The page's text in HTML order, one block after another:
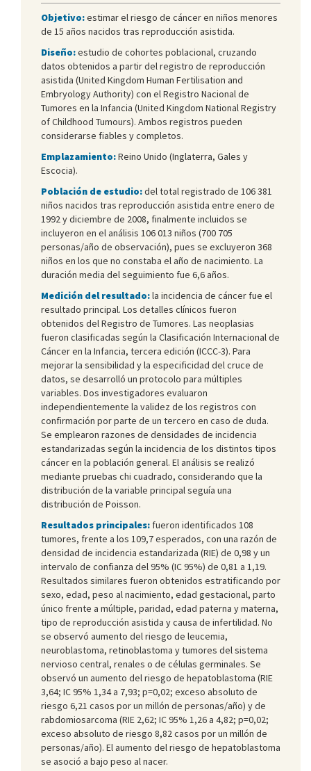
Objetivo:estimar el riesgo de cáncer en niños menores
de 15 años nacidos tras reproducción asistida.
Diseño:estudio de cohortes poblacional, cruzando
datos obtenidos a partir del registro de reproducción
asistida (United Kingdom Human Fertilisation and
Embryology Authority) con el Registro Nacional de
Tumores en la Infancia (United Kingdom National Registry
of Childhood Tumours). Ambos registros pueden
considerarse fiables y completos.
Emplazamiento:Reino Unido (Inglaterra, Gales y
Escocia).
Población de estudio:del total registrado de 106 381
niños nacidos tras reproducción asistida entre enero de
1992 y diciembre de 2008, finalmente incluidos se
incluyeron en el análisis 106 013 niños (700 705
personas/año de observación), pues se excluyeron 368
niños en los que no constaba el año de nacimiento. La
duración media del seguimiento fue 6,6 años.
Medición del resultado:la incidencia de cáncer fue el
resultado principal. Los detalles clínicos fueron
obtenidos del Registro de Tumores. Las neoplasias
fueron clasificadas según la Clasificación Internacional de
Cáncer en la Infancia, tercera edición (ICCC-3). Para
mejorar la sensibilidad y la especificidad del cruce de
datos, se desarrolló un protocolo para múltiples
variables. Dos investigadores evaluaron
independientemente la validez de los registros con
confirmación por parte de un tercero en caso de duda.
Se emplearon razones de densidades de incidencia
estandarizadas según la incidencia de los distintos tipos
cáncer en la población general. El análisis se realizó
mediante pruebas chi cuadrado, considerando que la
distribución de la variable principal seguía una
distribución de Poisson.
Resultados principales: fueron identificados 108
tumores, frente a los 109,7 esperados, con una razón de
densidad de incidencia estandarizada (RIE) de 0,98 y un
intervalo de confianza del 95% (IC 95%) de 0,81 a 1,19.
Resultados similares fueron obtenidos estratificando por
sexo, edad, peso al nacimiento, edad gestacional, parto
único frente a múltiple, paridad, edad paterna y materna,
tipo de reproducción asistida y causa de infertilidad. No
se observó aumento del riesgo de leucemia,
neuroblastoma, retinoblastoma y tumores del sistema
nervioso central, renales o de células germinales. Se
observó un aumento del riesgo de hepatoblastoma (RIE
3,64; IC 95% 1,34 a 7,93; p=0,02; exceso absoluto de
riesgo 6,21 casos por un millón de personas/año) y de
rabdomiosarcoma (RIE 2,62; IC 95% 1,26 a 4,82; p=0,02;
exceso absoluto de riesgo 8,82 casos por un millón de
personas/año). El aumento del riesgo de hepatoblastoma
se asoció a bajo peso al nacer.